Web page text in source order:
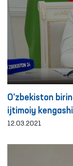
O‘zbekiston
ijtimoiy
12.03.2021